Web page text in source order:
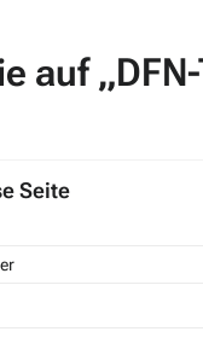
auf
Seite